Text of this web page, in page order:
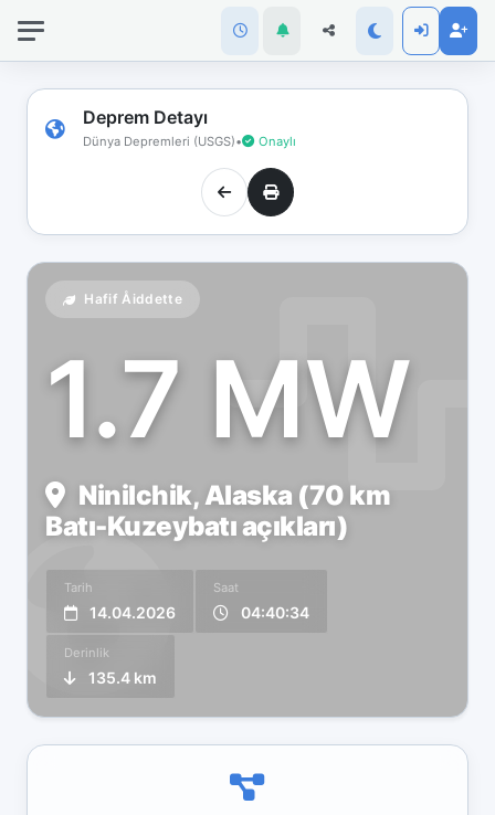
Deprem Detayı
Dünya Depremleri (USGS)• Onaylı
Hafif Åiddette
1.7 MW
Ninilchik, Alaska (70 km
Batı-Kuzeybatı açıkları)
Tarih
14.04.2026
Saat
04:40:34
Derinlik
135.4 km
bağlantınız
koptu!
Çevrimdışı
moddasınız.